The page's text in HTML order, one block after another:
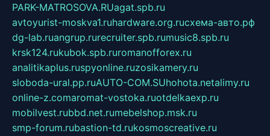
PARK-MATROSOVA.RUagat.spb.ru
avtoyurist-moskva1.ruhardware.org.ruсхема-авто.рф
dg-lab.ruangrup.rurecruiter.spb.rumusic8.spb.ru
krsk124.rukubok.spb.ruromanofforex.ru
analitikaplus.ruspyonline.ruzosikamery.ru
sloboda-ural.pp.ruAUTO-COM.SUhohota.netalimy.ru
online-z.comaromat-vostoka.ruotdelkaexp.ru
mobilvest.rubbd.net.rumebelshop.msk.ru
smp-forum.rubastion-td.rukosmoscreative.ru